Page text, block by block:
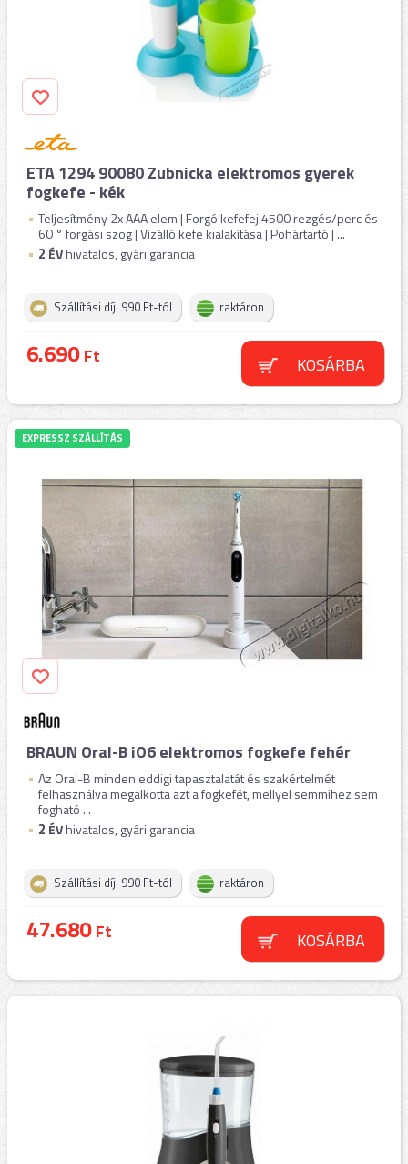
ETA 1294 90080 Zubnicka elektromos gyerek
fogkefe - kék
Teljesítmény 2x AAA elem | Forgó kefefej 4500 rezgés/perc és
60 ° forgási szög | Vízálló kefe kialakítása | Pohártartó | ...
2 ÉVhivatalos, gyári garancia
Szállítási díj: 990 Ft-tól raktáron
6.690Ft KOSÁRBA
EXPRESSZ SZÁLLÍTÁS
BRAUN Oral-B iO6 elektromos fogkefe fehér
Az Oral-B minden eddigi tapasztalatát és szakértelmét
felhasználva megalkotta azt a fogkefét, mellyel semmihez sem
fogható ...
2 ÉVhivatalos, gyári garancia
Szállítási díj: 990 Ft-tól raktáron
47.680Ft KOSÁRBA